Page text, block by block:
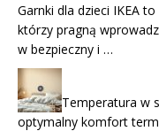
Garnki dla dzieci IKEA
którzy pragną
w bezpieczny i …
Temperatura w
optymalny komfort